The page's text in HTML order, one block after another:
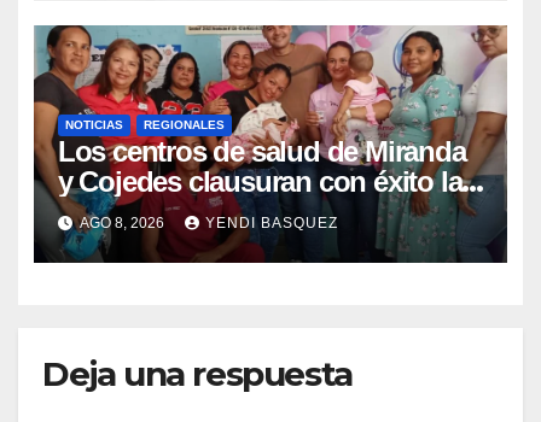
NOTICIAS REGIONALES
Los centros de salud de Miranda
y Cojedes clausuran con éxito la
Semana Mundial de la Lactancia
Materna
AGO 8, 2026 YENDI BASQUEZ
Deja una respuesta